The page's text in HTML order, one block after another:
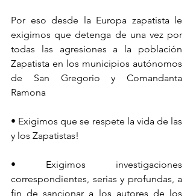
Por eso desde la Europa zapatista le
exigimos que detenga de una vez por
todas las agresiones a la población
Zapatista en los municipios autónomos
de San Gregorio y Comandanta
Ramona
• Exigimos que se respete la vida de las
y los Zapatistas!
• Exigimos investigaciones
correspondientes, serias y profundas, a
fin de sancionar a los autores de los